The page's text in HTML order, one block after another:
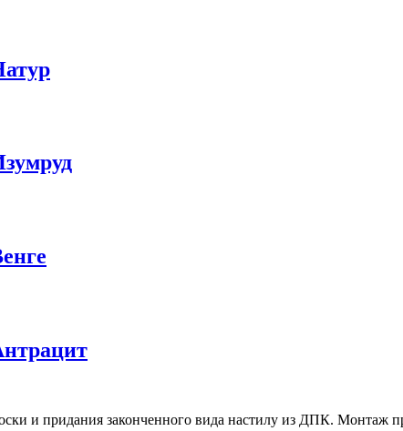
и придания законченного вида настилу из ДПК. Монтаж